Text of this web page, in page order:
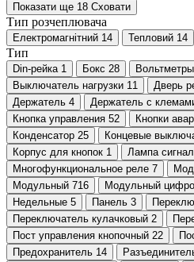
Показати ще 18 Сховати
Тип розчеплювача
Електромагнітний 14 Тепловий 14
Тип
Din-рейка 1 Бокс 28 Вольтметры
Выключатель нагрузки 11 Дверь
Держатель 4 Держатель с
Кнопка управления 52 Кнопки
Конденсатор 25 Концевые
Корпус для кнопок 1 Лампа
Многофункциональное реле 7
Модульный 716 Модульный
Недельные 5 Панель 3
Переключатель кулачковый 2
Пост управления кнопочный 22
Предохранитель 14